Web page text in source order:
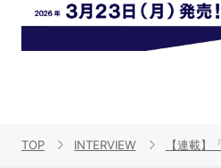
TOP INTERVIEW 【連載